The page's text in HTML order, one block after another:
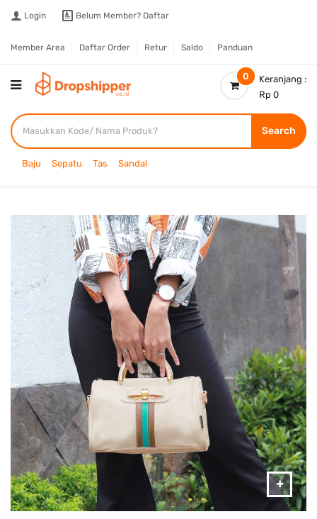
Login Belum Member? Daftar
Member Area Daftar Order Retur Saldo Panduan
0
Keranjang :
Rp 0
Search
Baju Sepatu Tas Sandal